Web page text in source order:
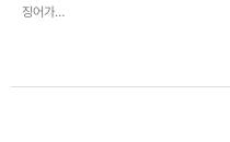
징어가…